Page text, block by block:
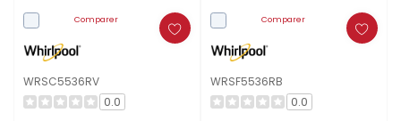
Comparer
WRSC5536RV
0.0
Comparer
WRSF5536RB
0.0